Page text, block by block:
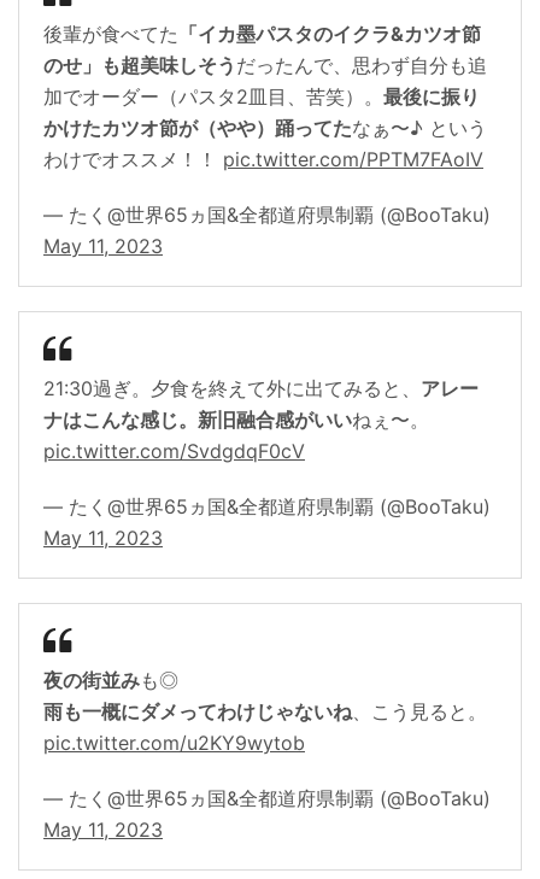
後輩が食べてた 「イカ墨パスタのイクラ&カツオ節
のせ」も超美味しそう だったんで、思わず自分も追
加でオーダー（パスタ2皿目、苦笑）。 最後に振り
かけたカツオ節が（やや）踊ってたなぁ〜♪ という
わけでオススメ！！ pic.twitter.com/PPTM7FAoIV
— たく@世界65ヵ国&全都道府県制覇 (@BooTaku)
May 11, 2023
21:30過ぎ。夕食を終えて外に出てみると、 アレー
ナはこんな感じ。新旧融合感がいいねぇ〜。
pic.twitter.com/SvdgdqF0cV
— たく@世界65ヵ国&全都道府県制覇 (@BooTaku)
May 11, 2023
夜の街並みも◎
雨も一概にダメってわけじゃないね、こう見ると。
pic.twitter.com/u2KY9wytob
— たく@世界65ヵ国&全都道府県制覇 (@BooTaku)
May 11, 2023